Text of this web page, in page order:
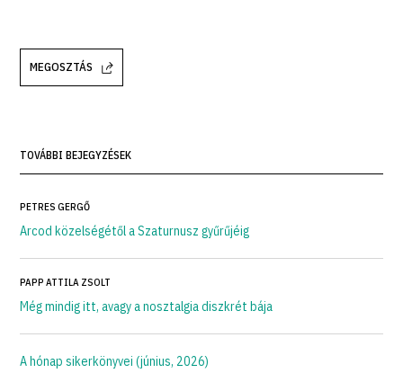
MEGOSZTÁS
TOVÁBBI BEJEGYZÉSEK
PETRES GERGŐ
Arcod közelségétől a Szaturnusz gyűrűjéig
PAPP ATTILA ZSOLT
Még mindig itt, avagy a nosztalgia diszkrét bája
A hónap sikerkönyvei (június, 2026)